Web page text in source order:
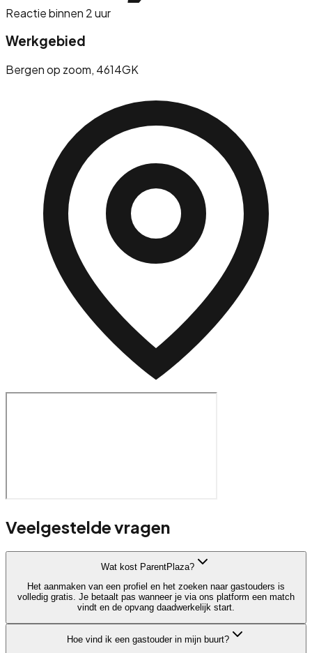
Reactie binnen 2 uur
Werkgebied
Bergen op zoom, 4614GK
Veelgestelde vragen
Wat kost ParentPlaza?
Het aanmaken van een profiel en het zoeken naar gastouders is
volledig gratis. Je betaalt pas wanneer je via ons platform een match
vindt en de opvang daadwerkelijk start.
Hoe vind ik een gastouder in mijn buurt?